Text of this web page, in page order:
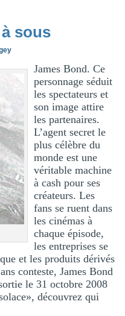
sous
James Bond. Ce
personnage séduit
les spectateurs et
son image attire
les partenaires.
L’agent secret le
plus célèbre du
monde est une
véritable machine
à cash pour ses
créateurs. Les
fans se ruent dans
les cinémas à
chaque épisode,
les entreprises se
et les produits dérivés
conteste, James Bond
le 31 octobre 2008
découvrez qui